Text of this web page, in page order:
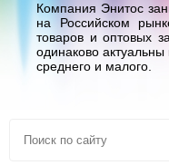
Компания Энитос
на Российском
товаров и оптовых
одинаково актуальны
среднего и малого.